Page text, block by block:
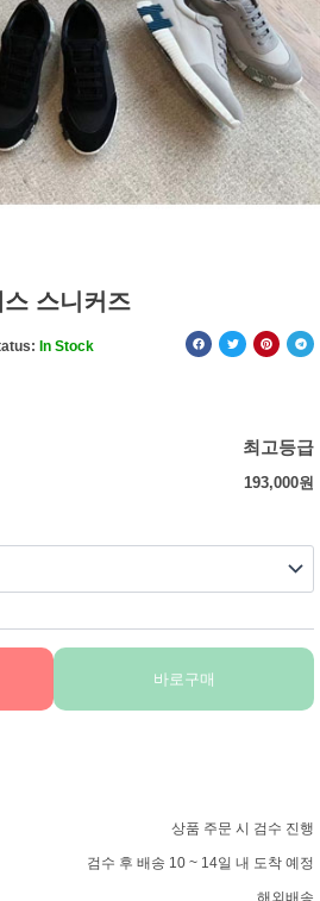
스니커즈
In Stock
최고등급
193,000원
바로구매
상품 주문 시 검수 진행
검수 후 배송 10 ~ 14일 내 도착 예정
해외배송